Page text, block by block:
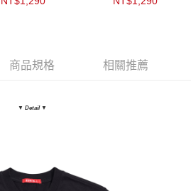
商品規格 相關推薦
▼ Detail ▼